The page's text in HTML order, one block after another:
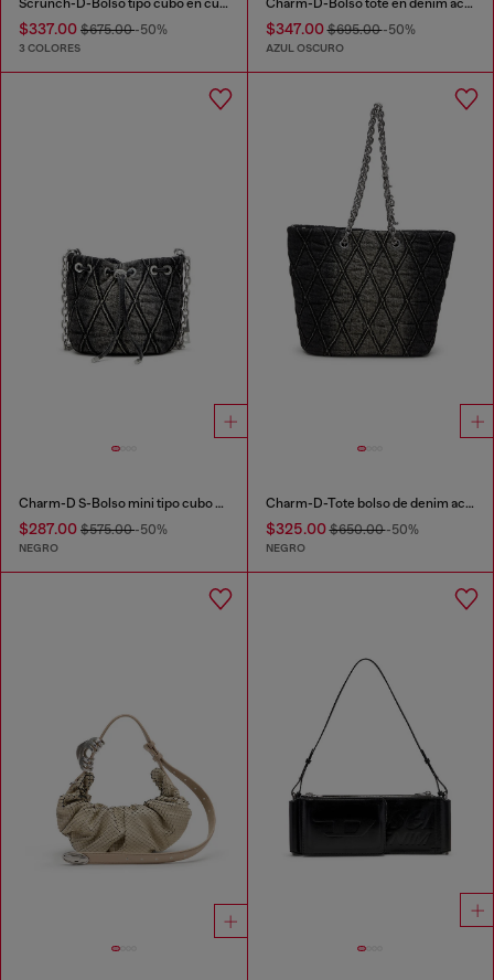
$337.00 $675.00-50%
3 COLORES
$347.00$695.00-50%
AZUL OSCURO
Charm-D S-Bolso mini tipo cubo en denim acolchado tratado
$287.00 $575.00-50%
NEGRO
Charm-D-Tote bolso de denim acolchado
$325.00$650.00-50%
NEGRO